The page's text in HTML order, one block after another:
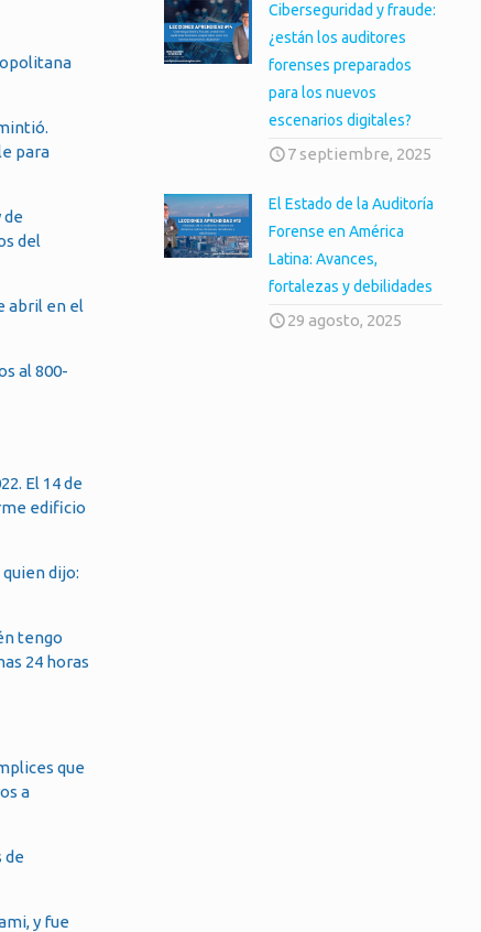
para
de
del
abril en el
al 800-
El 14 de
edificio
dijo:
tengo
24 horas
que
a
de
y fue
Ciberseguridad y fraude:
¿están los auditores
forenses preparados
para los nuevos
escenarios digitales?
7 septiembre, 2025
El Estado de la Auditoría
Forense en América
Latina: Avances,
fortalezas y debilidades
29 agosto, 2025